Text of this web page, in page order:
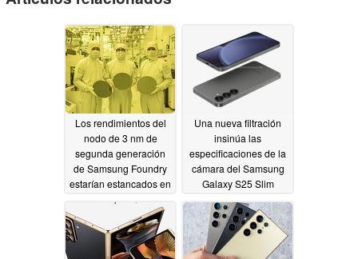
Los rendimientos del
nodo de 3 nm de
segunda generación
de Samsung Foundry
estarían estancados en
el 20%
11/07/2024
Una nueva filtración
insinúa las
especificaciones de la
cámara del Samsung
Galaxy S25 Slim
11/07/2024